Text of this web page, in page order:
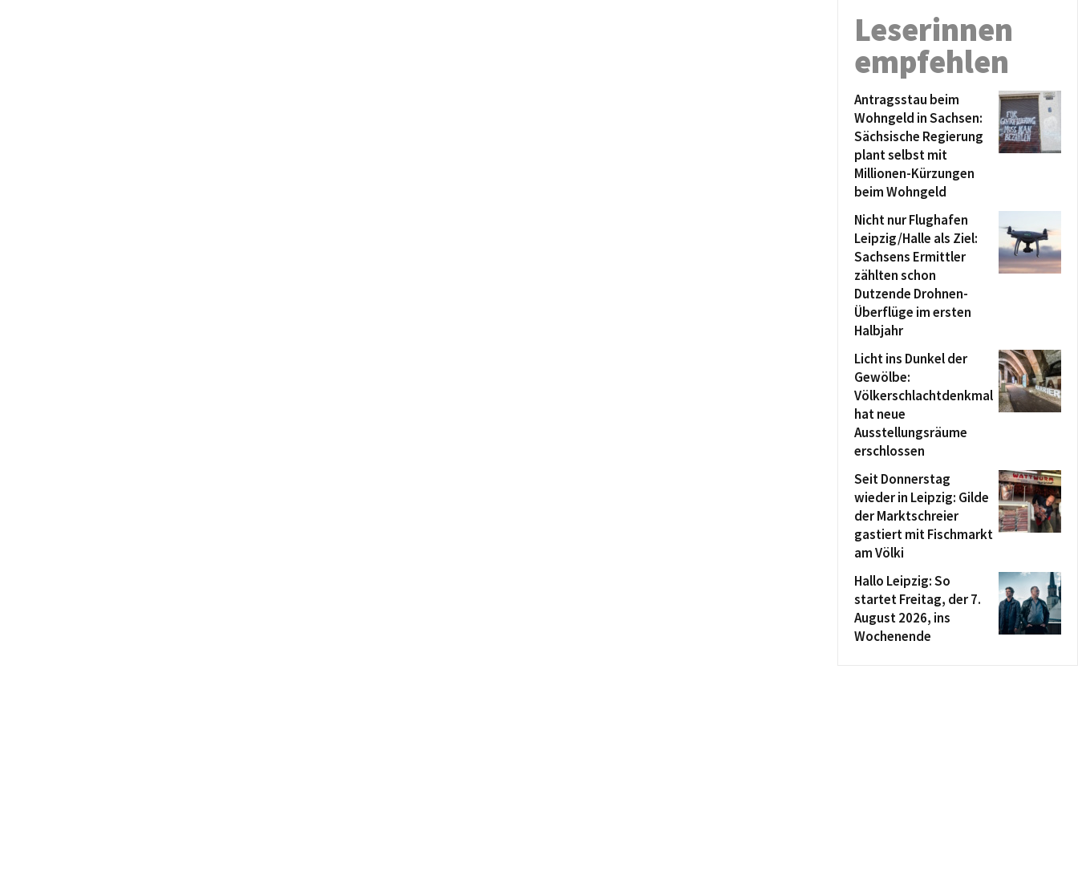
Leserinnen
empfehlen
Antragsstau beim
Wohngeld in Sachsen:
Sächsische Regierung
plant selbst mit
Millionen-Kürzungen
beim Wohngeld
Nicht nur Flughafen
Leipzig/Halle als Ziel:
Sachsens Ermittler
zählten schon
Dutzende Drohnen-
Überflüge im ersten
Halbjahr
Licht ins Dunkel der
Gewölbe:
Völkerschlachtdenkmal
hat neue
Ausstellungsräume
erschlossen
Seit Donnerstag
wieder in Leipzig: Gilde
der Marktschreier
gastiert mit Fischmarkt
am Völki
Hallo Leipzig: So
startet Freitag, der 7.
August 2026, ins
Wochenende